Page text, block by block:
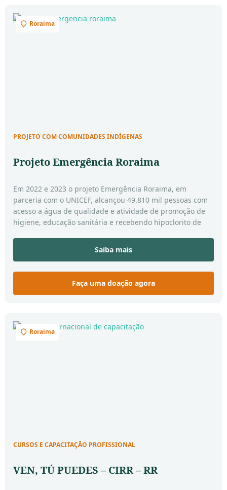
Roraima
PROJETO COM COMUNIDADES INDÍGENAS
Projeto Emergência Roraima
Em 2022 e 2023 o projeto Emergência Roraima, em
parceria com o UNICEF, alcançou 49.810 mil pessoas com
acesso a água de qualidade e atividade de promoção de
higiene, educação sanitária e recebendo hipoclorito de
necessitavam de serviços de saúde e nutrição.
Saiba mais
Faça uma doação agora
Roraima
CURSOS E CAPACITAÇÃO PROFISSIONAL
VEN, TÚ PUEDES – CIRR – RR